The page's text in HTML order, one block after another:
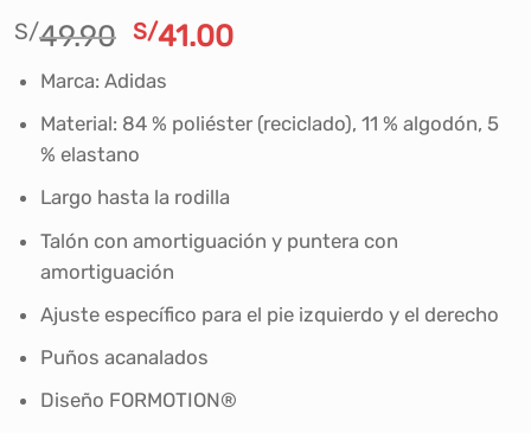
S/49.90 El
original
era:
S/49.90.
S/41.00El
es:
Marca: Adidas
Material: 84 % poliéster (reciclado), 11 % algodón, 5
% elastano
Largo hasta la rodilla
Talón con amortiguación y puntera con
amortiguación
Ajuste específico para el pie izquierdo y el derecho
Puños acanalados
Diseño FORMOTION®